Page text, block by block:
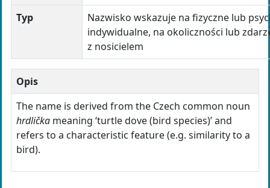
Typ
Nazwisko wskazuje na fizyczne lub
indywidualne, na okoliczności lub
z nosicielem
Opis
The name is derived from the Czech common noun
hrdlička meaning ‘turtle dove (bird species)’ and
refers to a characteristic feature (e.g. similarity to a
bird).